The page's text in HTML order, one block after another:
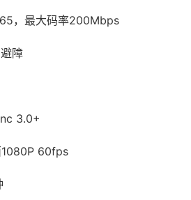
，最大码率200Mbps
障
3.0+
1080P 60fps